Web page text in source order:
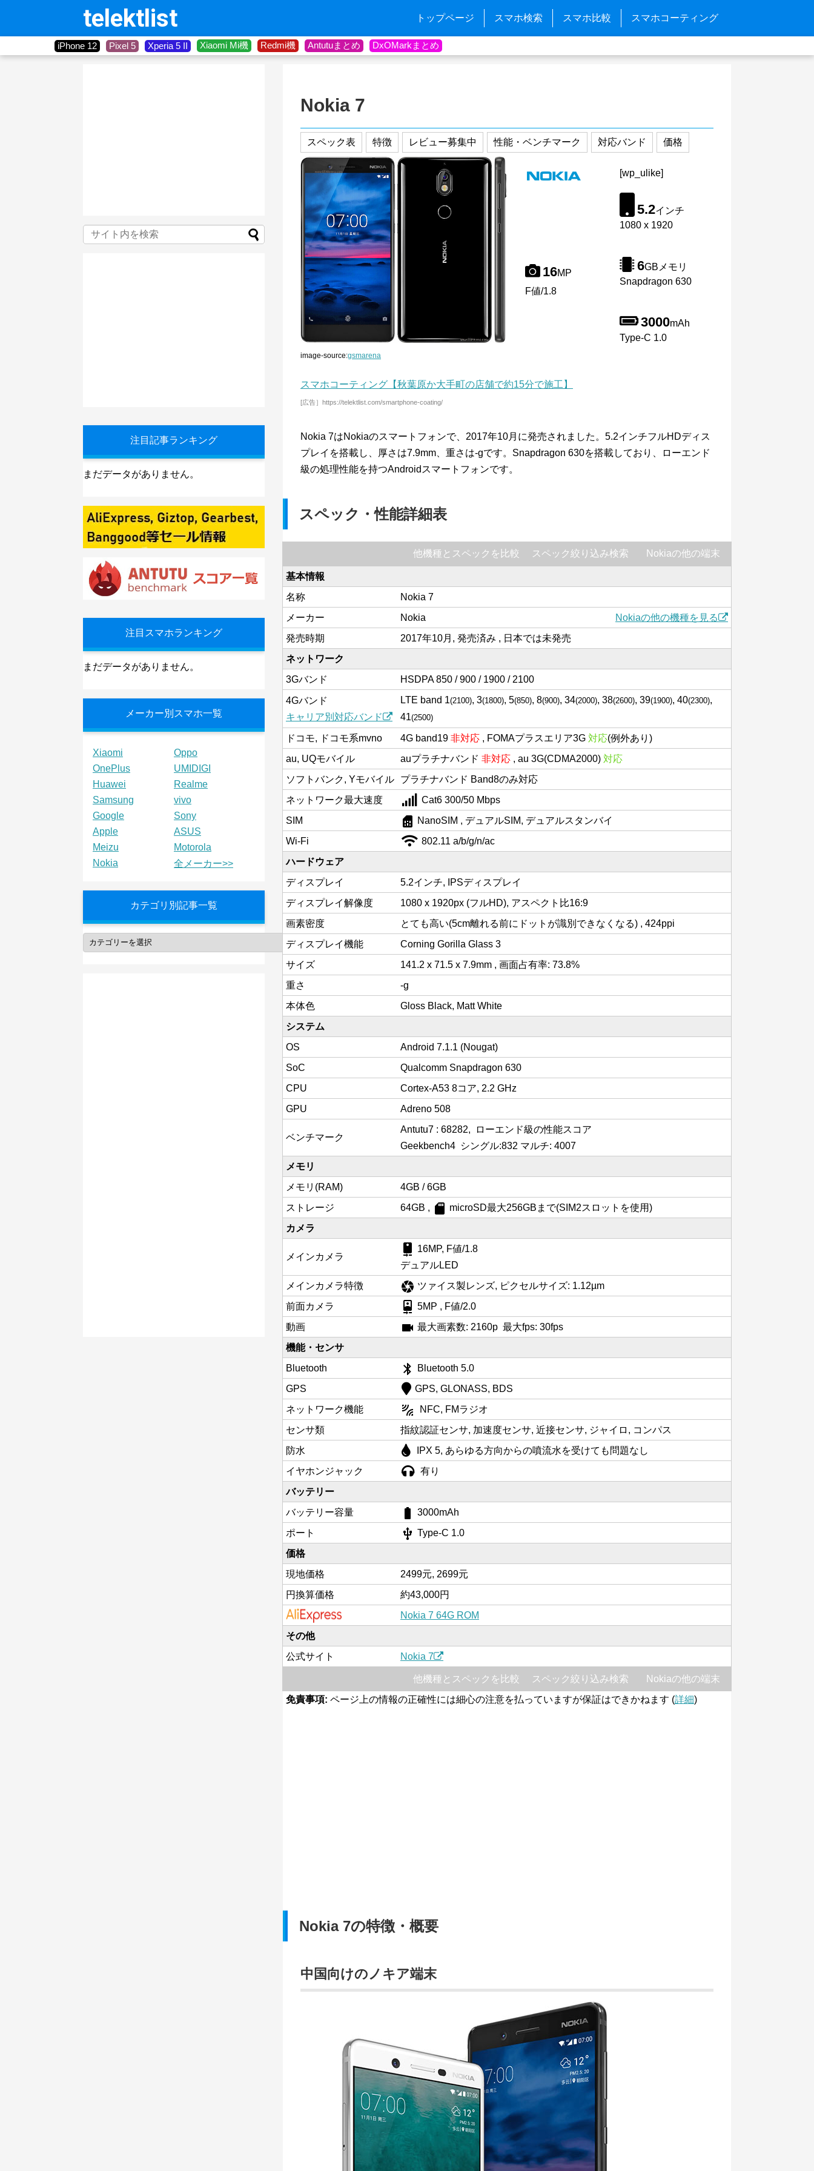
telektlist トップページ スマホ検索 スマホ比較 スマホコーティング
iPhone 12 Pixel 5 Xperia 5 II Xiaomi Mi機 Redmi機 Antutuまとめ DxOMarkまとめ
Nokia 7
スペック表 特徴 レビュー募集中 性能・ベンチマーク 対応バンド 価格
image-source:gsmarena
[wp_ulike]
5.2インチ
1080 x 1920
16MP
F値/1.8
6GBメモリ
Snapdragon 630
3000mAh
Type-C 1.0
スマホコーティング【秋葉原か大手町の店舗で約15分で施工】
[広告］https://telektlist.com/smartphone-coating/
Nokia 7はNokiaのスマートフォンで、2017年10月に発売されました。5.2インチフルHDディス
プレイを搭載し、厚さは7.9mm、重さは-gです。Snapdragon 630を搭載しており、ローエンド
級の処理性能を持つAndroidスマートフォンです。
スペック・性能詳細表
Nokiaの他の端末
スペック絞り込み検索
他機種とスペックを比較
基本情報
名称
Nokia 7
メーカー
Nokia
Nokiaの他の機種を見る
発売時期
2017年10月, 発売済み , 日本では未発売
ネットワーク
3Gバンド
HSDPA 850 / 900 / 1900 / 2100
4Gバンド
キャリア別対応バンド
LTE band 1(2100), 3(1800), 5(850), 8(900), 34(2000), 38(2600), 39(1900), 40(2300),
41(2500)
ドコモ, ドコモ系mvno 4G band19 非対応 , FOMAプラスエリア3G 対応(例外あり)
au, UQモバイル
auプラチナバンド 非対応 , au 3G(CDMA2000) 対応
ソフトバンク, Yモバイル
プラチナバンド Band8のみ対応
ネットワーク最大速度
Cat6 300/50 Mbps
SIM
sim_card NanoSIM , デュアルSIM, デュアルスタンバイ
Wi-Fi
802.11 a/b/g/n/ac
ハードウェア
ディスプレイ
5.2インチ, IPSディスプレイ
ディスプレイ解像度
1080 x 1920px (フルHD), アスペクト比16:9
画素密度
とても高い(5cm離れる前にドットが識別できなくなる) , 424ppi
ディスプレイ機能
Corning Gorilla Glass 3
サイズ
141.2 x 71.5 x 7.9mm , 画面占有率: 73.8%
重さ
-g
本体色
Gloss Black, Matt White
システム
OS
Android 7.1.1 (Nougat)
SoC
Qualcomm Snapdragon 630
CPU
Cortex-A53 8コア, 2.2 GHz
GPU
Adreno 508
ベンチマーク
Antutu7 : 68282, ローエンド級の性能スコア
Geekbench4 シングル:832 マルチ: 4007
メモリ
メモリ(RAM)
4GB / 6GB
ストレージ
64GB , sd_card microSD最大256GBまで(SIM2スロットを使用)
カメラ
メインカメラ
camera_rear 16MP, F値/1.8
デュアルLED
メインカメラ特徴
camera ツァイス製レンズ, ピクセルサイズ: 1.12µm
前面カメラ
camera_front 5MP , F値/2.0
動画
videocam 最大画素数: 2160p 最大fps: 30fps
機能・センサ
Bluetooth
bluetooth
Bluetooth 5.0
GPS
GPS, GLONASS, BDS
ネットワーク機能
leak_add
NFC, FMラジオ
センサ類
指紋認証センサ, 加速度センサ, 近接センサ, ジャイロ, コンパス
防水
IPX 5, あらゆる方向からの噴流水を受けても問題なし
イヤホンジャック
有り
バッテリー
バッテリー容量
battery_std
3000mAh
ポート
usb Type-C 1.0
価格
現地価格
2499元, 2699元
円換算価格
約43,000円
Nokia 7 64G ROM
その他
公式サイト
Nokia 7
Nokiaの他の端末
スペック絞り込み検索
他機種とスペックを比較
免責事項: ページ上の情報の正確性には細心の注意を払っていますが保証はできかねます (詳細)
Nokia 7の特徴・概要
中国向けのノキア端末
注目記事ランキング
まだデータがありません。
注目スマホランキング
まだデータがありません。
メーカー別スマホ一覧
Xiaomi
Oppo
OnePlus
UMIDIGI
Huawei
Realme
Samsung
vivo
Google
Sony
Apple
ASUS
Meizu
Motorola
Nokia
全メーカー>>
カテゴリ別記事一覧